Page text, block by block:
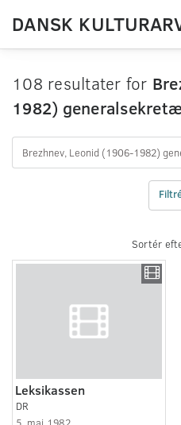
DANSK
108 resultater for
1982)
Sortér
Leksikassen
DR